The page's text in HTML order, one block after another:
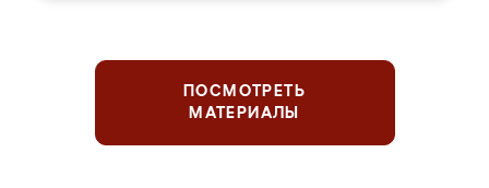
ПОСМОТРЕТЬ
МАТЕРИАЛЫ